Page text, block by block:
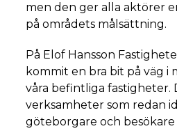
men den ger alla aktörer
på områdets målsättning.
På Elof Hansson
kommit en bra bit på väg i
våra befintliga fastigheter.
verksamheter som redan
göteborgare och